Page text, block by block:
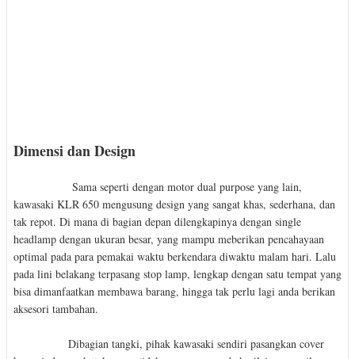
Dimensi dan Design
Sama seperti dengan motor dual purpose yang lain,
kawasaki KLR 650 mengusung design yang sangat khas, sederhana, dan
tak repot. Di mana di bagian depan dilengkapinya dengan single
headlamp dengan ukuran besar, yang mampu meberikan pencahayaan
optimal pada para pemakai waktu berkendara diwaktu malam hari. Lalu
pada lini belakang terpasang stop lamp, lengkap dengan satu tempat yang
bisa dimanfaatkan membawa barang, hingga tak perlu lagi anda berikan
aksesori tambahan.
Dibagian tangki, pihak kawasaki sendiri pasangkan cover